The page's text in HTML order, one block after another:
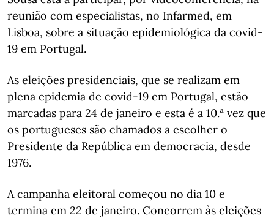
reunião com especialistas, no Infarmed, em
Lisboa, sobre a situação epidemiológica da covid-
19 em Portugal.
As eleições presidenciais, que se realizam em
plena epidemia de covid-19 em Portugal, estão
marcadas para 24 de janeiro e esta é a 10.ª vez que
os portugueses são chamados a escolher o
Presidente da República em democracia, desde
1976.
A campanha eleitoral começou no dia 10 e
termina em 22 de janeiro. Concorrem às eleições